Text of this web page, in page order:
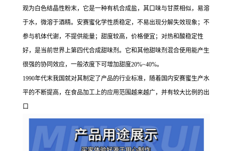
观为白色结晶性粉末，它是一种有机合成盐，其口味与甘蔗相似，易溶
于水，微溶于酒精。安赛蜜化学性质稳定，不易出现分解失效现象；不
参与机体代谢，不提供能量；甜度较高，价格便宜；对热和酸稳定性
好，是当前世界上第四代合成甜味剂。它和其他甜味剂混合使用能产生
很强的协同效应，一般浓度下可增加甜度20%~40%。
1990年代末我国就对其制定了产品的行业标准，随着国内安赛蜜生产水
平的不断提高，在食品加工上的应用范围越来越广，并有较大比例的出
口